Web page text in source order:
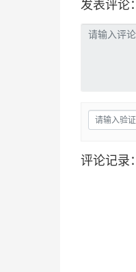
发表评论：
评论记录：